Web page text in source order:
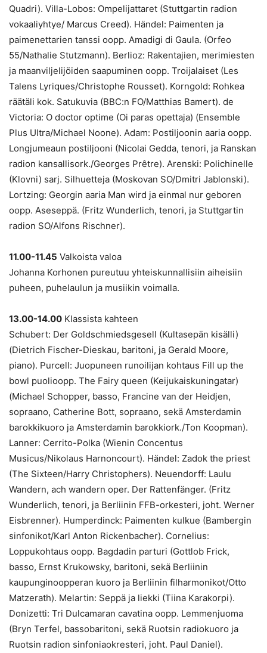
Quadri). Villa-Lobos: Ompelijattaret (Stuttgartin radion
vokaaliyhtye/ Marcus Creed). Händel: Paimenten ja
paimenettarien tanssi oopp. Amadigi di Gaula. (Orfeo
55/Nathalie Stutzmann). Berlioz: Rakentajien, merimiesten
ja maanviljelijöiden saapuminen oopp. Troijalaiset (Les
Talens Lyriques/Christophe Rousset). Korngold: Rohkea
räätäli kok. Satukuvia (BBC:n FO/Matthias Bamert). de
Victoria: O doctor optime (Oi paras opettaja) (Ensemble
Plus Ultra/Michael Noone). Adam: Postiljoonin aaria oopp.
Longjumeaun postiljooni (Nicolai Gedda, tenori, ja Ranskan
radion kansallisork./Georges Prêtre). Arenski: Polichinelle
(Klovni) sarj. Silhuetteja (Moskovan SO/Dmitri Jablonski).
Lortzing: Georgin aaria Man wird ja einmal nur geboren
oopp. Aseseppä. (Fritz Wunderlich, tenori, ja Stuttgartin
radion SO/Alfons Rischner).
11.00-11.45 Valkoista valoa
Johanna Korhonen pureutuu yhteiskunnallisiin aiheisiin
puheen, puhelaulun ja musiikin voimalla.
13.00-14.00 Klassista kahteen
Schubert: Der Goldschmiedsgesell (Kultasepän kisälli)
(Dietrich Fischer-Dieskau, baritoni, ja Gerald Moore,
piano). Purcell: Juopuneen runoilijan kohtaus Fill up the
bowl puolioopp. The Fairy queen (Keijukaiskuningatar)
(Michael Schopper, basso, Francine van der Heidjen,
sopraano, Catherine Bott, sopraano, sekä Amsterdamin
barokkikuoro ja Amsterdamin barokkiork./Ton Koopman).
Lanner: Cerrito-Polka (Wienin Concentus
Musicus/Nikolaus Harnoncourt). Händel: Zadok the priest
(The Sixteen/Harry Christophers). Neuendorff: Laulu
Wandern, ach wandern oper. Der Rattenfänger. (Fritz
Wunderlich, tenori, ja Berliinin FFB-orkesteri, joht. Werner
Eisbrenner). Humperdinck: Paimenten kulkue (Bambergin
sinfonikot/Karl Anton Rickenbacher). Cornelius:
Loppukohtaus oopp. Bagdadin parturi (Gottlob Frick,
basso, Ernst Krukowsky, baritoni, sekä Berliinin
kaupunginoopperan kuoro ja Berliinin filharmonikot/Otto
Matzerath). Melartin: Seppä ja liekki (Tiina Karakorpi).
Donizetti: Tri Dulcamaran cavatina oopp. Lemmenjuoma
(Bryn Terfel, bassobaritoni, sekä Ruotsin radiokuoro ja
Ruotsin radion sinfoniaokresteri, joht. Paul Daniel).